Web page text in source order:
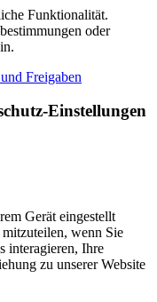
Funktionalität.
oder
Freigaben
Einstellungen
Gerät eingestellt
wenn Sie
interagieren, Ihre
zu unserer Website